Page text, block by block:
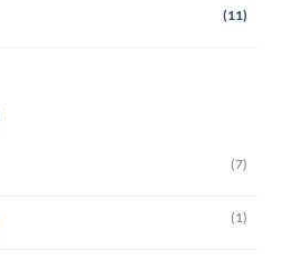
(11)
(7)
(1)